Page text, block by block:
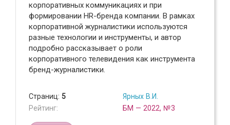
корпоративных коммуникациях и при
формировании HR-бренда компании. В рамках
корпоративной журналистики используются
разные технологии и инструменты, и автор
подробно рассказывает о роли
корпоративного телевидения как инструмента
бренд-журналистики.
Страниц: 5
Рейтинг:
Ярных В.И.
БМ — 2022, №3